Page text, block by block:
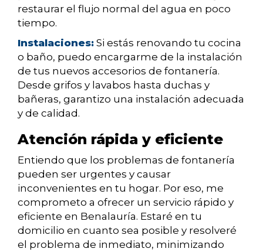
restaurar el flujo normal del agua en poco
tiempo.
Instalaciones: Si estás renovando tu cocina
o baño, puedo encargarme de la instalación
de tus nuevos accesorios de fontanería.
Desde grifos y lavabos hasta duchas y
bañeras, garantizo una instalación adecuada
y de calidad.
Atención rápida y eficiente
Entiendo que los problemas de fontanería
pueden ser urgentes y causar
inconvenientes en tu hogar. Por eso, me
comprometo a ofrecer un servicio rápido y
eficiente en Benalauría. Estaré en tu
domicilio en cuanto sea posible y resolveré
el problema de inmediato, minimizando